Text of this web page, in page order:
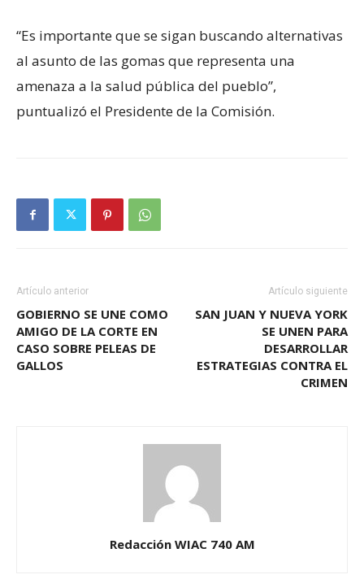
“Es importante que se sigan buscando alternativas
al asunto de las gomas que representa una
amenaza a la salud pública del pueblo”,
puntualizó el Presidente de la Comisión.
Artículo anterior
GOBIERNO SE UNE COMO
AMIGO DE LA CORTE EN
CASO SOBRE PELEAS DE
GALLOS
Artículo siguiente
SAN JUAN Y NUEVA YORK
SE UNEN PARA
DESARROLLAR
ESTRATEGIAS CONTRA EL
CRIMEN
Redacción WIAC 740 AM